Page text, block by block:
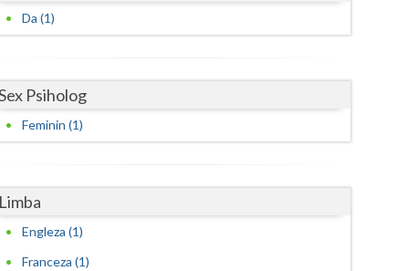
Mures
Da (1)
Psiholog
Feminin (1)
Limba
Engleza (1)
Franceza (1)